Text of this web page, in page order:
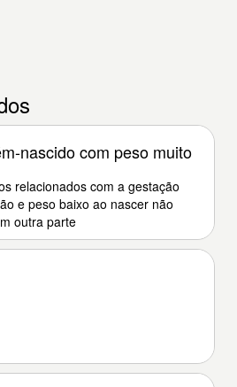
nascido com peso muito
relacionados com a gestação
e peso baixo ao nascer não
outra parte